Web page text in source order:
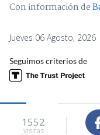
Con información de
Jueves 06 Agosto, 2026
Seguimos criterios de
1552
visitas